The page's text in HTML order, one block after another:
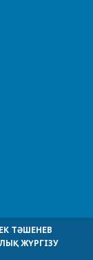
ТӘШЕНЕВ
ЖҮРГІЗУ